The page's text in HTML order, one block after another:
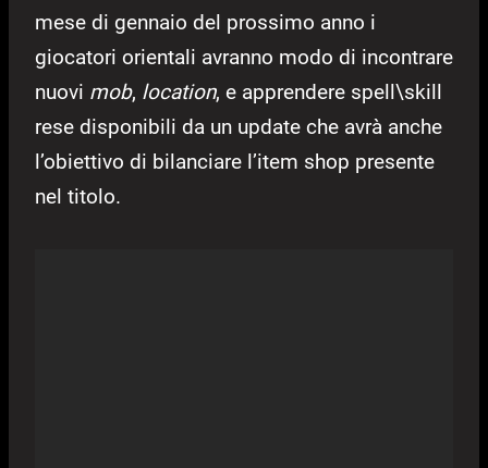
mese di gennaio del prossimo anno i
giocatori orientali avranno modo di incontrare
nuovi mob, location, e apprendere spell\skill
rese disponibili da un update che avrà anche
l’obiettivo di bilanciare l’item shop presente
nel titolo.